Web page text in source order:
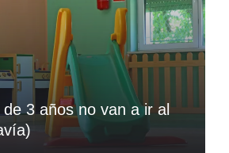
3 años no van a ir al